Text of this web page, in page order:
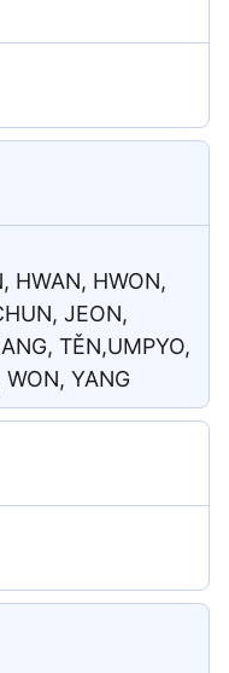
HWAN, HWON,
JEON,
TĚN,UMPYO,
YANG